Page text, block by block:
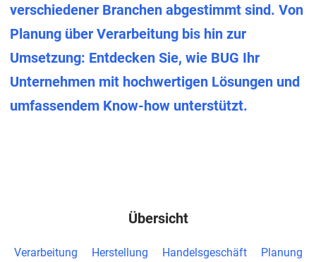
verschiedener Branchen abgestimmt sind. Von
Planung über Verarbeitung bis hin zur
Umsetzung: Entdecken Sie, wie BUG Ihr
Unternehmen mit hochwertigen Lösungen und
umfassendem Know-how unterstützt.
Übersicht
Verarbeitung Herstellung Handelsgeschäft Planung